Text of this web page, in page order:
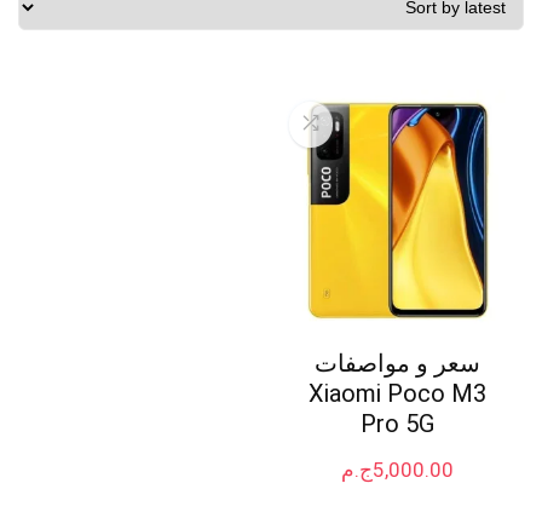
سعر و مواصفات
Xiaomi Poco M3
Pro 5G
ج.م5,000.00